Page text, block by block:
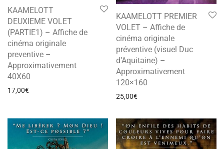
KAAMELOTT
DEUXIEME VOLET
(PARTIE1) – Affiche de
cinéma originale
preventive –
Approximativement
40X60
17,00€
KAAMELOTT PREMIER
VOLET – Affiche de
cinéma originale
préventive (visuel Duc
d’Aquitaine) –
Approximativement
120×160
25,00€